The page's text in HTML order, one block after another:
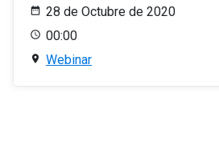
28 de Octubre de 2020
00:00
Webinar